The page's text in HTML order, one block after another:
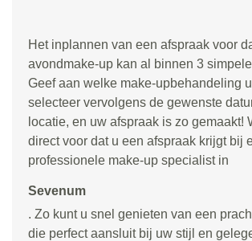
Het inplannen van een afspraak voor
avondmake-up kan al binnen 3
Geef aan welke make-upbehandeling
selecteer vervolgens de gewenste
locatie, en uw afspraak is zo gemaakt!
direct voor dat u een afspraak krijgt bij
professionele make-up specialist in
Sevenum
. Zo kunt u snel genieten van een
die perfect aansluit bij uw stijl en